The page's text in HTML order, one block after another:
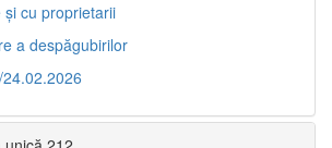
și cu proprietarii
a despăgubirilor